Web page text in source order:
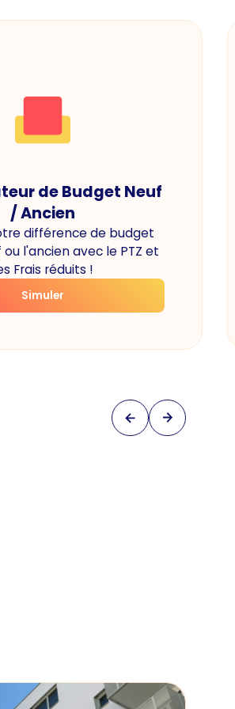
de Budget Neuf
/ Ancien
différence de budget
l'ancien avec le PTZ et
Frais réduits !
Simuler